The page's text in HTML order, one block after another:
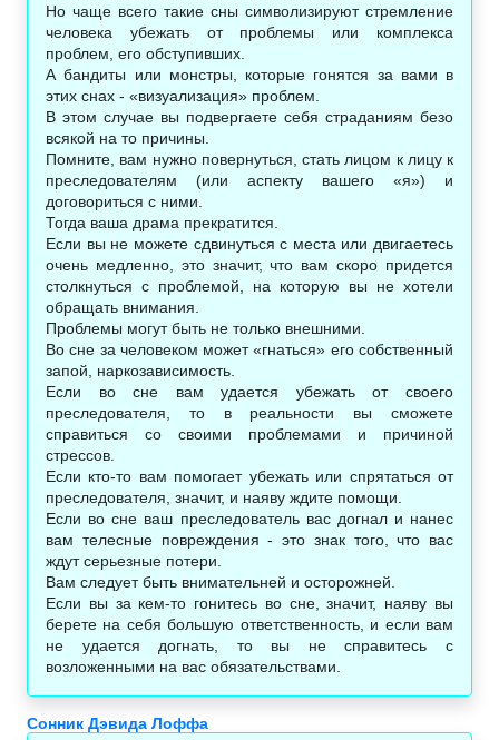
Но чаще всего такие сны символизируют стремление
человека убежать от проблемы или комплекса
проблем, его обступивших.
А бандиты или монстры, которые гонятся за вами в
этих снах - «визуализация» проблем.
В этом случае вы подвергаете себя страданиям безо
всякой на то причины.
Помните, вам нужно повернуться, стать лицом к лицу к
преследователям (или аспекту вашего «я») и
договориться с ними.
Тогда ваша драма прекратится.
Если вы не можете сдвинуться с места или двигаетесь
очень медленно, это значит, что вам скоро придется
столкнуться с проблемой, на которую вы не хотели
обращать внимания.
Проблемы могут быть не только внешними.
Во сне за человеком может «гнаться» его собственный
запой, наркозависимость.
Если во сне вам удается убежать от своего
преследователя, то в реальности вы сможете
справиться со своими проблемами и причиной
стрессов.
Если кто-то вам помогает убежать или спрятаться от
преследователя, значит, и наяву ждите помощи.
Если во сне ваш преследователь вас догнал и нанес
вам телесные повреждения - это знак того, что вас
ждут серьезные потери.
Вам следует быть внимательней и осторожней.
Если вы за кем-то гонитесь во сне, значит, наяву вы
берете на себя большую ответственность, и если вам
не удается догнать, то вы не справитесь с
возложенными на вас обязательствами.
Сонник Дэвида Лоффа